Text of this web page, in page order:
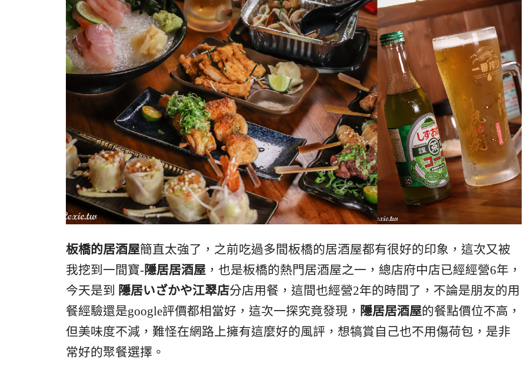
板橋的居酒屋簡直太強了，之前吃過多間板橋的居酒屋都有很好的印象，這次又被
我挖到一間寶-隱居居酒屋 ，也是板橋的熱門居酒屋之一，總店府中店已經經營6年，
今天是到
隱居いざかや江翠店分店用餐，這間也經營2年的時間了，不論是朋友的用
餐經驗還是google評價都相當好，這次一探究竟發現， 隱居居酒屋的餐點價位不高，
但美味度不減，難怪在網路上擁有這麼好的風評，想犒賞自己也不用傷荷包，是非
常好的聚餐選擇。